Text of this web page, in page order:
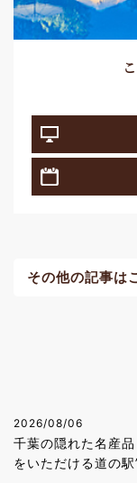
その他の記事は
2026/08/06
千葉の隠れた名産品
をいただける道の駅